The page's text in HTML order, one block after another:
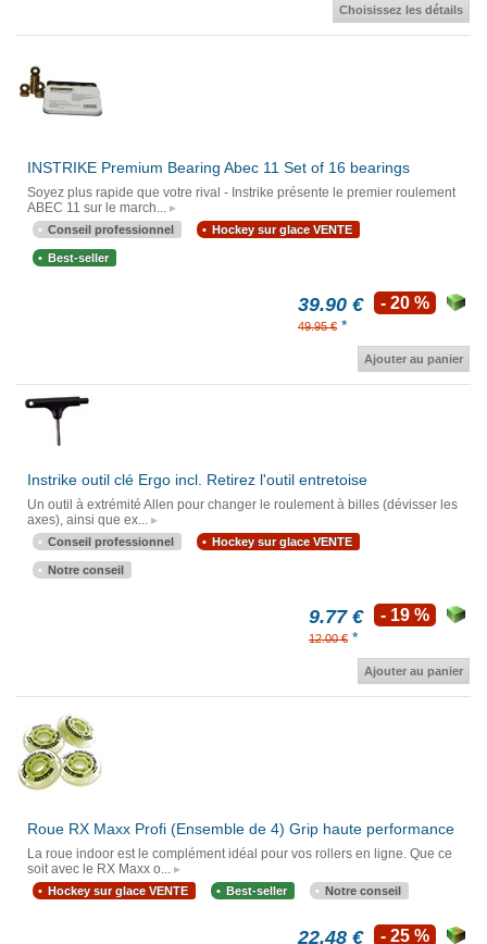
Choisissez les détails
INSTRIKE Premium Bearing Abec 11 Set of 16 bearings
Soyez plus rapide que votre rival - Instrike présente le premier roulement
ABEC 11 sur le march...
Conseil professionnel Hockey sur glace VENTE
Best-seller
39.90 €
49.95 € *
- 20 %
Ajouter au panier
Instrike outil clé Ergo incl. Retirez l'outil entretoise
Un outil à extrémité Allen pour changer le roulement à billes (dévisser les
axes), ainsi que ex...
Conseil professionnel Hockey sur glace VENTE
Notre conseil
9.77 €
12.00 € *
- 19 %
Ajouter au panier
Roue RX Maxx Profi (Ensemble de 4) Grip haute performance
La roue indoor est le complément idéal pour vos rollers en ligne. Que ce
soit avec le RX Maxx o...
Hockey sur glace VENTE Best-seller Notre conseil
22.48 € - 25 %